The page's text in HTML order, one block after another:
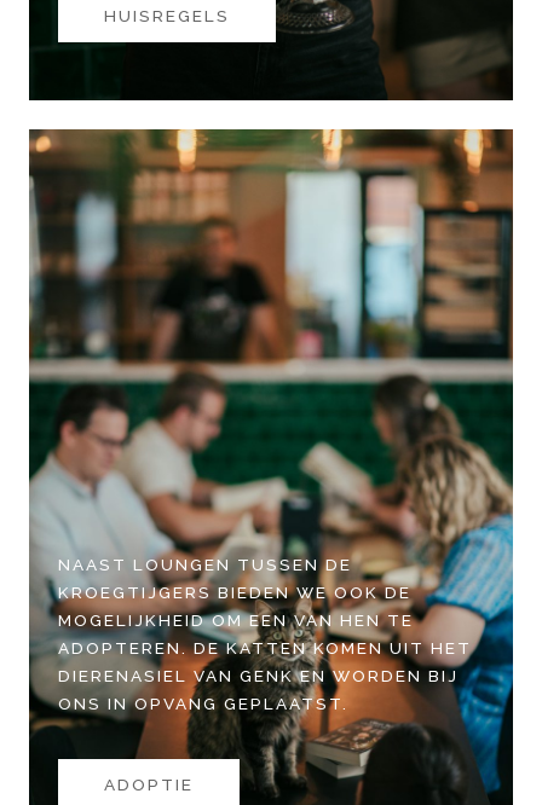
HUISREGELS
NAAST LOUNGEN TUSSEN DE
KROEGTIJGERS BIEDEN WE OOK DE
MOGELIJKHEID OM EEN VAN HEN TE
ADOPTEREN. DE KATTEN KOMEN UIT HET
DIERENASIEL VAN GENK EN WORDEN BIJ
ONS IN OPVANG GEPLAATST.
ADOPTIE